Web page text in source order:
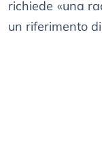
richiede «una
un riferimento